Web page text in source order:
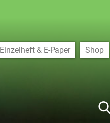
Einzelheft & E-Paper Shop